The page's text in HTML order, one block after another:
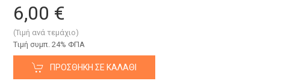
6,00 €
(Τιμή ανά τεμάχιο)
Tιμή συμπ. 24% ΦΠΑ
ΠΡΟΣΘΉΚΗ ΣΕ ΚΑΛΆΘΙ